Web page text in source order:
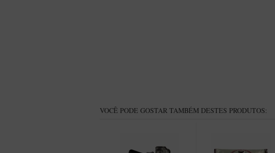
VOCÊ PODE GOSTAR TAMBÉM DESTES PRODUTOS: